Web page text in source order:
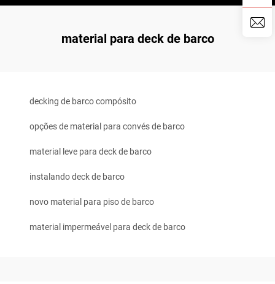
material para deck de barco
decking de barco compósito
opções de material para convés de barco
material leve para deck de barco
instalando deck de barco
novo material para piso de barco
material impermeável para deck de barco